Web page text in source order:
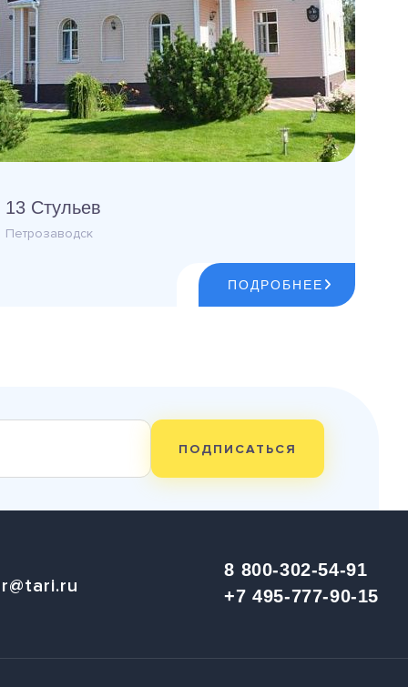
13 Стульев
Петрозаводск
ПОДРОБНЕЕ
ПОДПИСАТЬСЯ
8 800-302-54-91
+7 495-777-90-15